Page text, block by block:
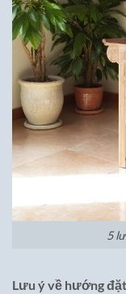
5
Lưu ý về hướng